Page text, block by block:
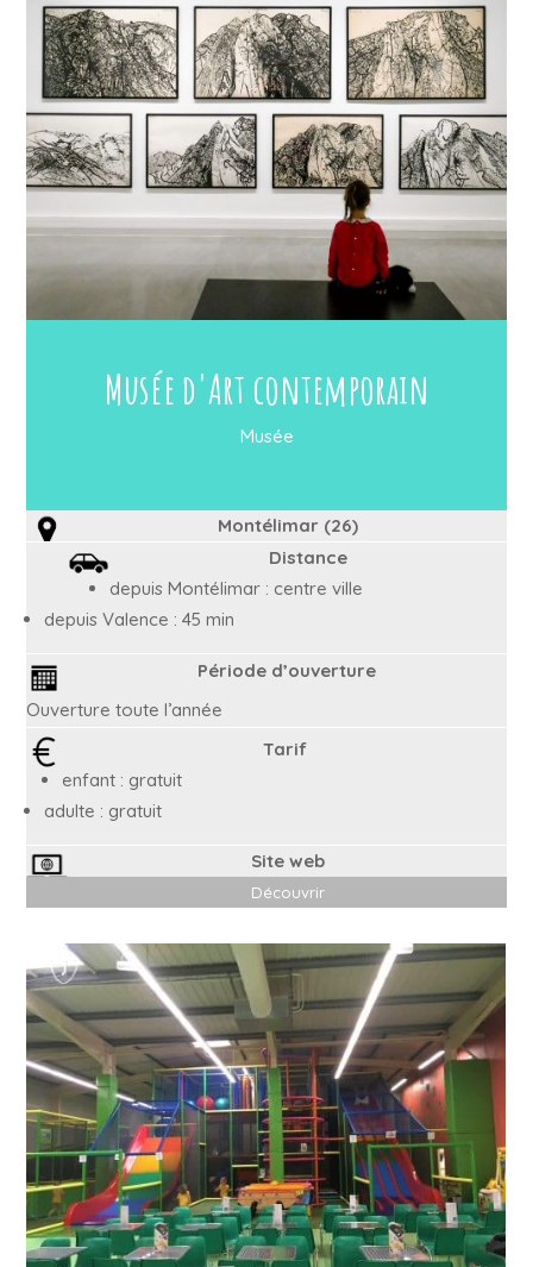
Musée d'Art contemporain
Musée
Montélimar (26)
Distance
depuis Montélimar : centre ville
depuis Valence : 45 min
Période d’ouverture
Ouverture toute l’année
Tarif
enfant : gratuit
adulte : gratuit
Site web
Découvrir